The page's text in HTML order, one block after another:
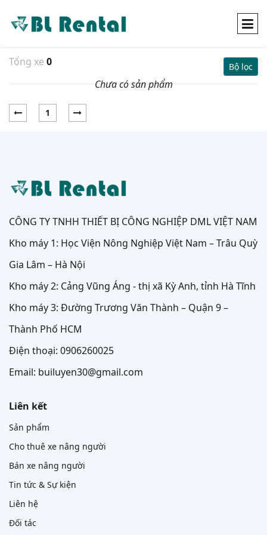
Tổng xe 0 Bộ lọc
Chưa có sản phẩm
1
CÔNG TY TNHH THIẾT BỊ CÔNG NGHIỆP DML VIỆT NAM
Kho máy 1: Học Viện Nông Nghiệp Việt Nam – Trâu Quỳ
Gia Lâm – Hà Nội
Kho máy 2: Cảng Vũng Áng - thị xã Kỳ Anh, tỉnh Hà Tĩnh
Kho máy 3: Đường Trương Văn Thành – Quận 9 –
Thành Phố HCM
Điện thoại: 0906260025
Email: builuyen30@gmail.com
Liên kết
Sản phẩm
Cho thuê xe nâng người
Bán xe nâng người
Tin tức & Sự kiện
Liên hệ
Đối tác